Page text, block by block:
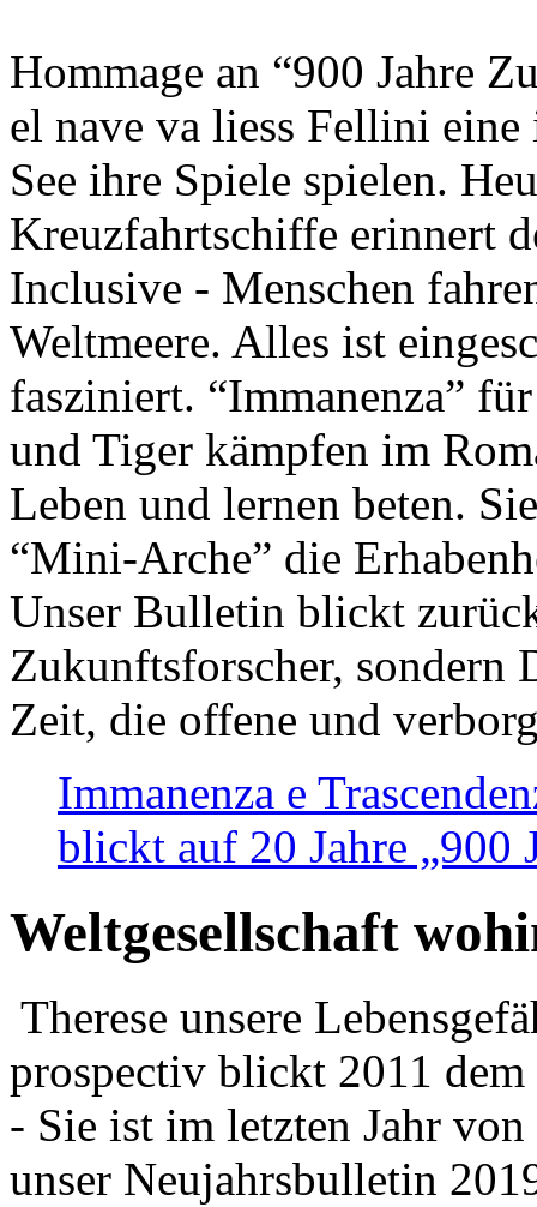
Hommage an “900 Jahre
el nave va liess Fellini
See ihre Spiele spielen.
Kreuzfahrtschiffe erinnert
Inclusive - Menschen
Weltmeere. Alles ist
fasziniert. “Immanenza”
und Tiger kämpfen im
Leben und lernen beten.
“Mini-Arche” die
Unser Bulletin blickt
Zukunftsforscher, sondern
Zeit, die offene und
Immanenza e
blickt auf 20 Jahre „900
Weltgesellschaft
Therese unsere
prospectiv blickt 2011
- Sie ist im letzten Jahr
unser Neujahrsbulletin